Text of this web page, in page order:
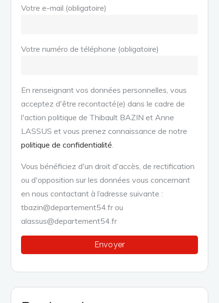
Votre e-mail (obligatoire)
Votre numéro de téléphone (obligatoire)
En renseignant vos données personnelles, vous
acceptez d'être recontacté(e) dans le cadre de
l'action politique de Thibault BAZIN et Anne
LASSUS et vous prenez connaissance de notre
politique de confidentialité
Vous bénéficiez d'un droit d'accès, de rectification
ou d'opposition sur les données vous concernant
en nous contactant à l’adresse suivante :
tbazin@departement54.fr ou
alassus@departement54.fr